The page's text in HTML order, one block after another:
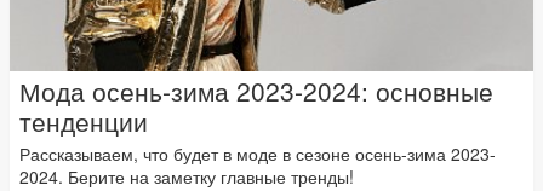
Мода осень-зима 2023-2024: основные
тенденции
Рассказываем, что будет в моде в сезоне осень-зима 2023-
2024. Берите на заметку главные тренды!